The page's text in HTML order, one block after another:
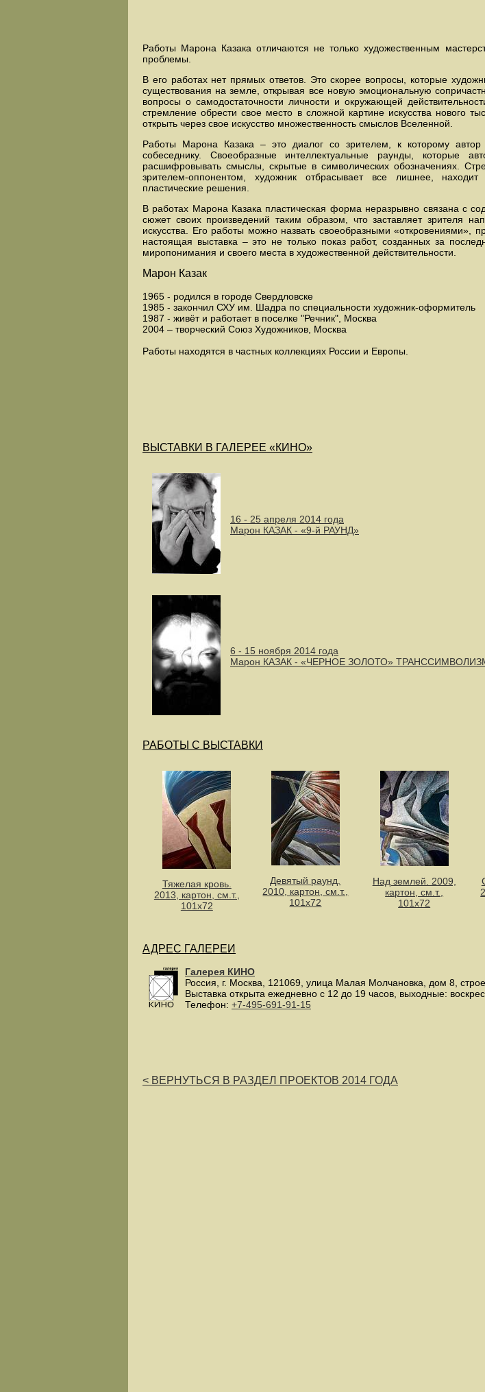
Работы Марона Казака отличаются не только художественным
проблемы.
В его работах нет прямых ответов. Это скорее вопросы, которые
существования на земле, открывая все новую эмоциональную
вопросы о самодостаточности личности и окружающей
стремление обрести свое место в сложной картине искусства нового
открыть через свое искусство множественность смыслов Вселенной.
Работы Марона Казака – это диалог со зрителем, к которому
собеседнику. Своеобразные интеллектуальные раунды, которые
расшифровывать смыслы, скрытые в символических обозначениях.
зрителем-оппонентом, художник отбрасывает все лишнее,
пластические решения.
В работах Марона Казака пластическая форма неразрывно связана с
сюжет своих произведений таким образом, что заставляет зрителя
искусства. Его работы можно назвать своеобразными «откровениями»,
настоящая выставка – это не только показ работ, созданных за
миропонимания и своего места в художественной действительности.
Марон Казак
1965 - родился в городе Свердловске
1985 - закончил СХУ им. Шадра по специальности художник-оформитель
1987 - живёт и работает в поселке "Речник", Москва
2004 – творческий Союз Художников, Москва
Работы находятся в частных коллекциях России и Европы.
ВЫСТАВКИ В ГАЛЕРЕЕ «КИНО»
16 - 25 апреля 2014 года
Марон КАЗАК - «9-й РАУНД»
6 - 15 ноября 2014 года
Марон КАЗАК - «ЧЕРНОЕ ЗОЛОТО»
РАБОТЫ С ВЫСТАВКИ
Тяжелая кровь.
2013, картон, см.т.,
101х72
Девятый раунд.
2010, картон, см.т.,
101х72
Над землей. 2009,
картон, см.т.,
101х72
АДРЕС ГАЛЕРЕИ
Галерея КИНО
Россия , г. Москва 121069 улица Малая Молчановка, дом 8,
Выставка открыта ежедневно с 12 до 19 часов, выходные:
Телефон: +7-495-691-91-15
< ВЕРНУТЬСЯ В РАЗДЕЛ ПРОЕКТОВ 2014 ГОДА